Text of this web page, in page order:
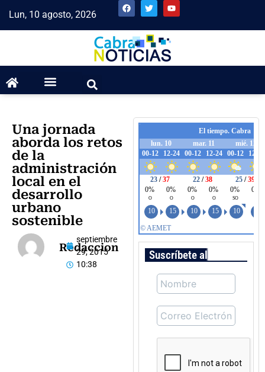
Lun, 10 agosto, 2026
Una jornada
aborda los retos
de la
administración
local en el
desarrollo
urbano
sostenible
Redaccion
septiembre
29, 2015
10:38
Suscríbete al boletín